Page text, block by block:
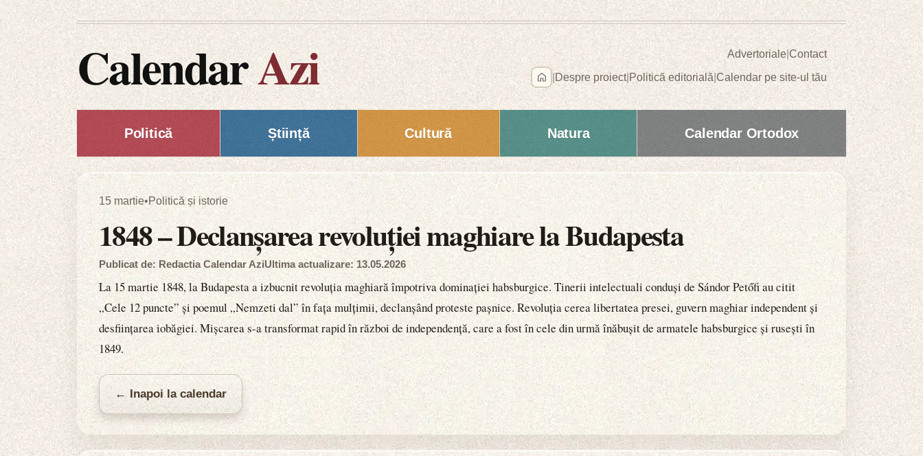
CalendarAzi Advertoriale|Contact
Despre proiect| Politică editorială|Calendar pe site-ul tău
Politică Știință Cultură Natura Calendar Ortodox
15 martie•Politică și istorie
1848 – Declanșarea revoluției maghiare la Budapesta
Publicat de: Redactia Calendar AziUltima actualizare: 13.05.2026
La 15 martie 1848, la Budapesta a izbucnit revoluția maghiară împotriva dominației habsburgice. Tinerii intelectuali conduși de Sándor Petőfi au citit
„Cele 12 puncte” și poemul „Nemzeti dal” în fața mulțimii, declanșând proteste pașnice. Revoluția cerea libertatea presei, guvern maghiar independent și
desființarea iobăgiei. Mișcarea s-a transformat rapid în război de independență, care a fost în cele din urmă înăbușit de armatele habsburgice și rusești în
1849.
← Inapoi la calendar